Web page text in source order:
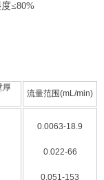
≤80%
厚
流量范围(mL/min)
0.0063-18.9
0.022-66
0.051-153